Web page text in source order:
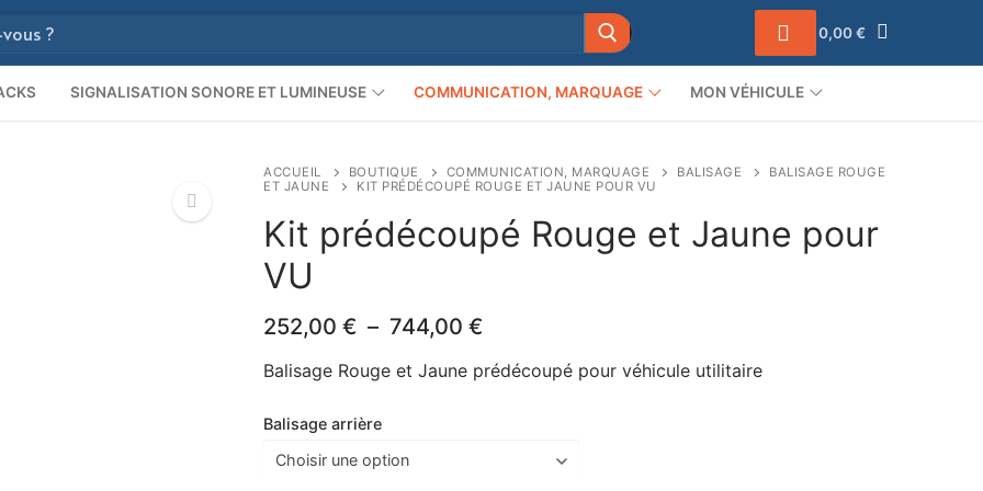
0,00€
SIGNALISATION SONORE ET LUMINEUSE COMMUNICATION, MARQUAGE MON VÉHICULE
ACCUEIL BOUTIQUE COMMUNICATION, MARQUAGE BALISAGE
BALISAGE ROUGE
ET JAUNE
KIT PRÉDÉCOUPÉ ROUGE ET JAUNE POUR VU
Kit prédécoupé Rouge et Jaune pour
VU
252,00 € – 744,00 €
prix :
Balisage Rouge et Jaune prédécoupé pour véhicule utilitaire
Balisage arrière